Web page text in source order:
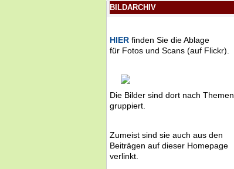
BILDARCHIV
HIER finden Sie die Ablage
für Fotos und Scans (auf Flickr).
Die Bilder sind dort nach Themen
gruppiert.
Zumeist sind sie auch aus den
Beiträgen auf dieser Homepage
verlinkt.